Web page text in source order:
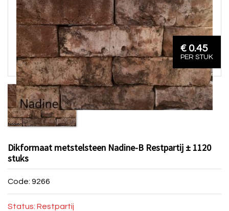
€ 0.45
PER STUK
Dikformaat metstelsteen Nadine-B Restpartij ± 1120
stuks
Code: 9266
Status: Restpartij